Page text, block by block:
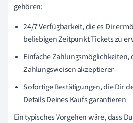
gehören:
24/7 Verfügbarkeit, die es Dir
beliebigen Zeitpunkt Tickets zu
Einfache Zahlungsmöglichkeiten,
Zahlungsweisen akzeptieren
Sofortige Bestätigungen, die Dir
Details Deines Kaufs garantieren
Ein typisches Vorgehen wäre, dass